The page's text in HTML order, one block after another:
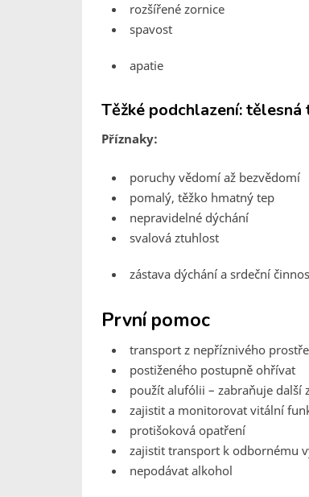
rozšířené zornice
spavost
apatie
Těžké podchlazení: tělesná
Příznaky:
poruchy vědomí až bezvědomí
pomalý, těžko hmatný tep
nepravidelné dýchání
svalová ztuhlost
zástava dýchání a srdeční
První pomoc
transport z nepříznivého
postiženého postupně ohřívat
použít alufólii – zabraňuje další
zajistit a monitorovat vitální
protišoková opatření
zajistit transport k odbornému
nepodávat alkohol